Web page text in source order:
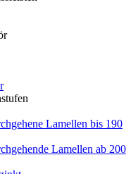
Lamellen bis 190
Lamellen ab 200